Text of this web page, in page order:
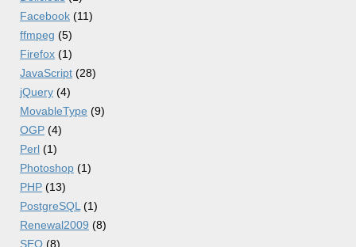
Facebook (11)
ffmpeg (5)
Firefox (1)
JavaScript (28)
jQuery (4)
MovableType (9)
OGP (4)
Perl (1)
Photoshop (1)
PHP (13)
PostgreSQL (1)
Renewal2009 (8)
SEO (8)